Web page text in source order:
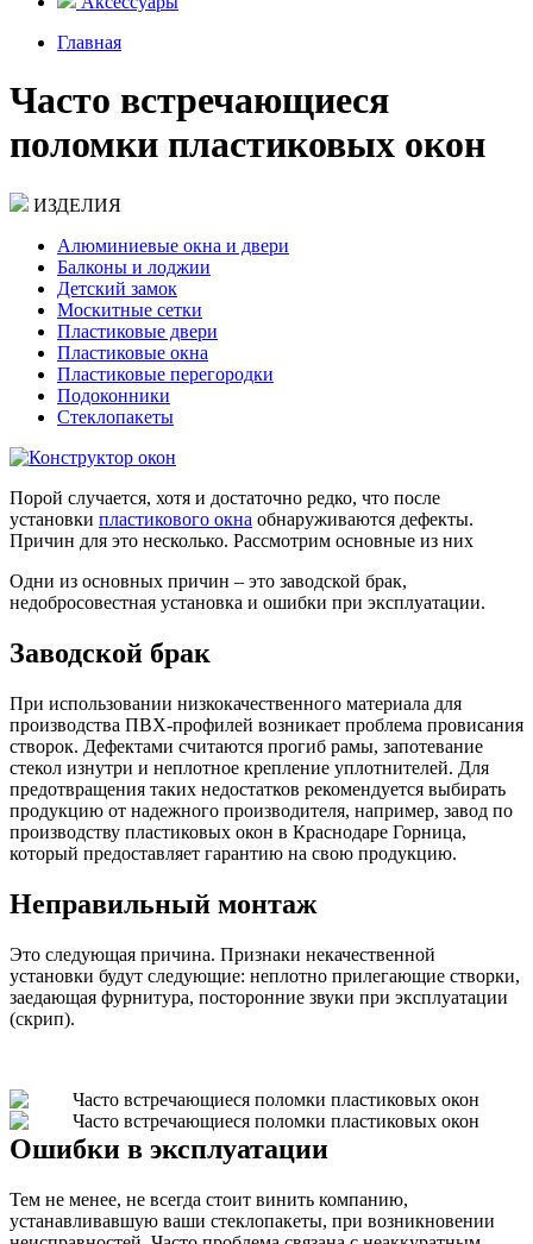
Главная
Часто встречающиеся
поломки пластиковых окон
ИЗДЕЛИЯ
Aлюминиевые окна и двери
Балконы и лоджии
Детский замок
Москитные сетки
Пластиковые двери
Пластиковые окна
Пластиковые перегородки
Подоконники
Стеклопакеты
Порой случается, хотя и достаточно редко, что после
установки пластикового окна обнаруживаются дефекты.
Причин для это несколько. Рассмотрим основные из них
Одни из основных причин – это заводской брак,
недобросовестная установка и ошибки при эксплуатации.
Заводской брак
При использовании низкокачественного материала для
производства ПВХ-профилей возникает проблема провисания
створок. Дефектами считаются прогиб рамы, запотевание
стекол изнутри и неплотное крепление уплотнителей. Для
предотвращения таких недостатков рекомендуется выбирать
продукцию от надежного производителя, например, завод по
производству пластиковых окон в Краснодаре Горница,
который предоставляет гарантию на свою продукцию.
Неправильный монтаж
Это следующая причина. Признаки некачественной
установки будут следующие: неплотно прилегающие створки,
заедающая фурнитура, посторонние звуки при эксплуатации
(скрип).
Ошибки в эксплуатации
Тем не менее, не всегда стоит винить компанию,
устанавливавшую ваши стеклопакеты, при возникновении